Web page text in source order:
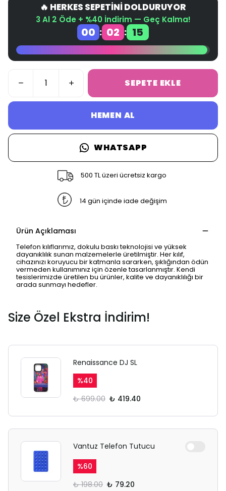
🔥 HERKES SEPETİNİ DOLDURUYOR
3 Al 2 Öde + %40 İndirim — Geç Kalma!
00 : 02 : 15
SEPETE EKLE
HEMEN AL
WHATSAPP
500 TL üzeri ücretsiz kargo
14 gün içinde iade değişim
Ürün Açıklaması
Telefon kılıflarımız, dokulu baskı teknolojisi ve yüksek
dayanıklılık sunan malzemelerle üretilmiştir. Her kılıf,
cihazınızı koruyucu bir katmanla sararken, şıklığından ödün
vermeden kullanımınız için özenle tasarlanmıştır. Kendi
tesislerimizde üretilen bu ürünler, kalite ve dayanıklılığı bir
arada sunmayı hedefler.
Size Özel Ekstra İndirim!
Renaissance DJ SL
%40
₺ 699.00 ₺ 419.40
Vantuz Telefon Tutucu
%60
₺ 198.00 ₺ 79.20